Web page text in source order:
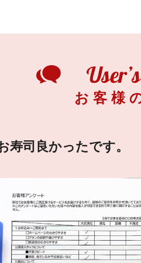
お客様
寿司良かったです。